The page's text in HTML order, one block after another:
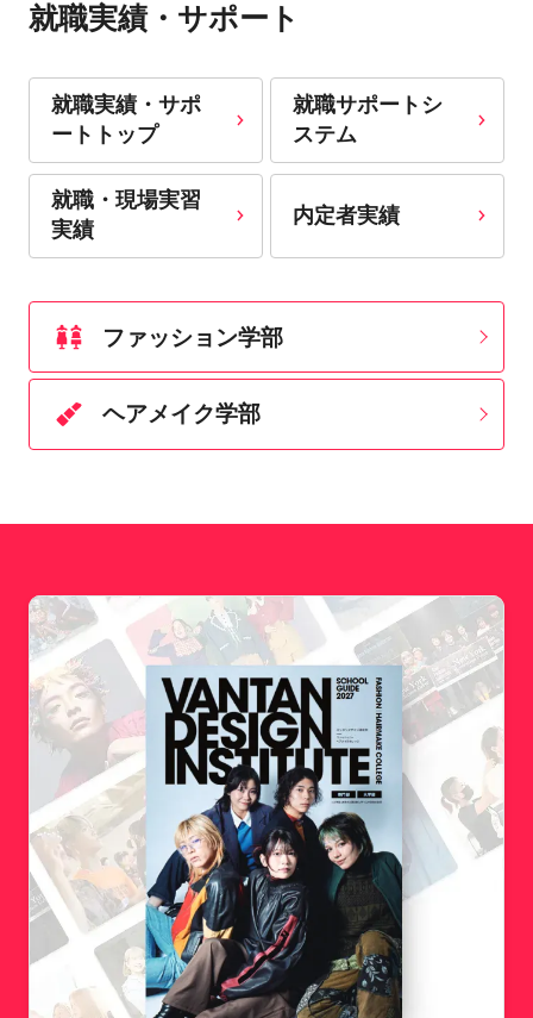
就職実績・サポート
就職実績・サポ
ートトップ
就職サポートシ
ステム
就職・現場実習
実績
内定者実績
ファッション学部
ヘアメイク学部